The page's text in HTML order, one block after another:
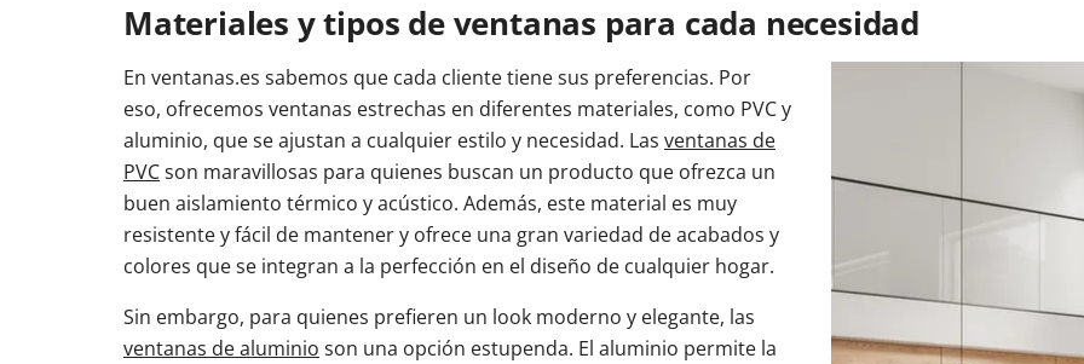
Materiales y tipos de ventanas para cada necesidad
En ventanas.es sabemos que cada cliente tiene sus preferencias. Por
eso, ofrecemos ventanas estrechas en diferentes materiales, como PVC y
aluminio, que se ajustan a cualquier estilo y necesidad. Las ventanas de
PVCson maravillosas para quienes buscan un producto que ofrezca un
buen aislamiento térmico y acústico. Además, este material es muy
resistente y fácil de mantener y ofrece una gran variedad de acabados y
colores que se integran a la perfección en el diseño de cualquier hogar.
Sin embargo, para quienes prefieren un look moderno y elegante, las
ventanas de aluminio son una opción estupenda. El aluminio permite la